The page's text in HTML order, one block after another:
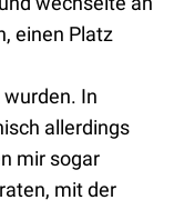
einen Platz
In
allerdings
mir sogar
mit der